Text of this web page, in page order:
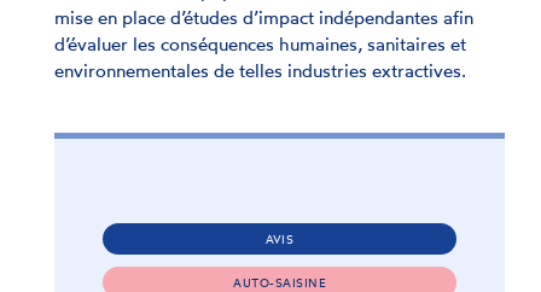
mise en place d’études d’impact indépendantes afin
d’évaluer les conséquences humaines, sanitaires et
environnementales de telles industries extractives.
AVIS
AUTO-SAISINE